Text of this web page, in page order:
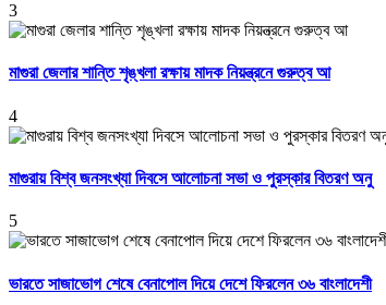
3
মাগুরা জেলার শান্তি শৃঙ্খলা রক্ষায় মাদক নিয়ন্ত্রনে গুরুত্ব আ
4
মাগুরায় বিশ্ব জনসংখ্যা দিবসে আলোচনা সভা ও পুরস্কার বিতরণ অনু
5
ভারতে সাজাভোগ শেষে বেনাপোল দিয়ে দেশে ফিরলেন ৩৬ বাংলাদেশী